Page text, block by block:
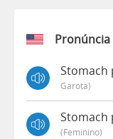
Stomach
Garota)
Stomach
(feminino)